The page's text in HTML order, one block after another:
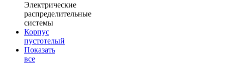
Электрические
распределительные
системы
Корпус
пустотелый
Показать
все